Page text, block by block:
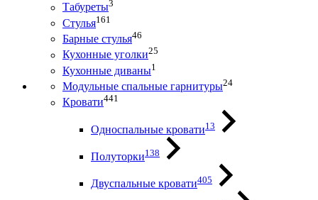
Табуреты3
Стулья161
Барные стулья46
Кухонные уголки25
Кухонные диваны1
Модульные спальные гарнитуры24
Кровати441
Односпальные кровати13
Полуторки138
Двуспальные кровати405